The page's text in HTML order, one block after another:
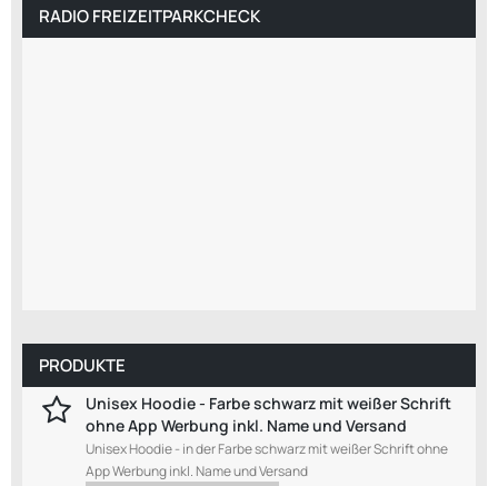
RADIO FREIZEITPARKCHECK
PRODUKTE
Unisex Hoodie - Farbe schwarz mit weißer Schrift
ohne App Werbung inkl. Name und Versand
Unisex Hoodie - in der Farbe schwarz mit weißer Schrift ohne
App Werbung inkl. Name und Versand